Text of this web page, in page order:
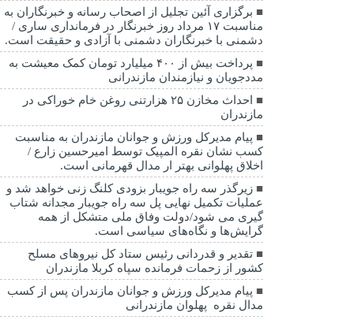
برگزاری آئین تجلیل از اصحاب رسانه و خبرنگاران به
مناسبت ۱۷ مرداد روز خبرنگار در فرمانداری ساری /
دشمنی با خبرنگاران دشمنی با آزادی و حقیقت است.
پرداخت بیش از ۴۰۰ میلیارد تومان کمک معیشت به
مددجویان و نیازمندان مازندرانی
احداث مخازن ۲۵ هزارتنی روغن خام خوراکی در
مازندران
پیام مدیرکل ورزش و جوانان مازندران به مناسبت
کسب نشان نقره المپیک توسط امیرحسین زارع /
اخلاق پهلوانی بهتر ار مدال قهرمانی است.
زیرگذر سه راه جویبار بزودی کلنگ زنی خواهد شد و
عملیات تکمیل نهایی پل سه راه جویبار مجدانه شتاب
گیری می شود/دولت وفاق ملی متشکل از همه
گرایش‌ها و نگاه‌های سیاسی است.
تقدیر و قدردانی رئیس ستاد کل نیرو‌های مسلح
کشور از زحمات فرمانده سپاه کربلا مازندران
پیام مدیرکل ورزش و جوانان مازندران پس از کسب
مدال نقره پهلوان مازندرانی